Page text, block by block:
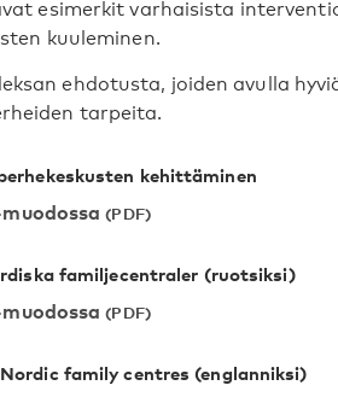
esimerkit varhaisista
kuuleminen.
ehdotusta, joiden avulla
tarpeita.
kehittäminen
familjecentraler (ruotsiksi)
family centres (englanniksi)